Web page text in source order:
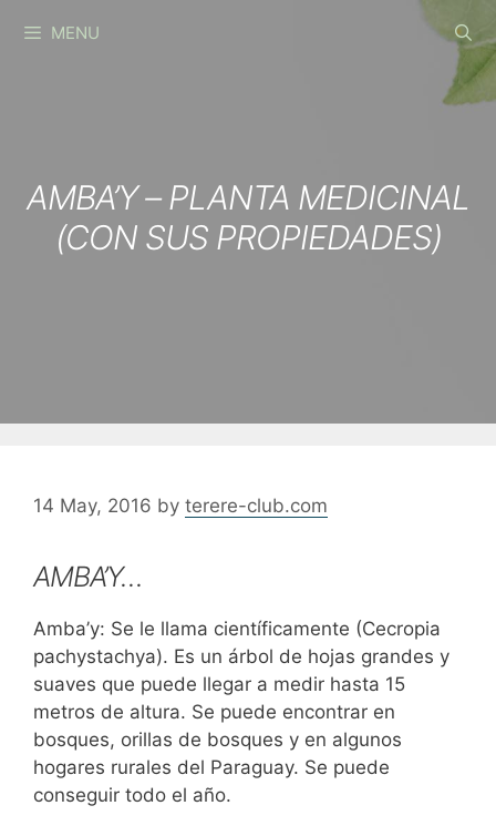
MENU
AMBA’Y – PLANTA MEDICINAL
(CON SUS PROPIEDADES)
14 May, 2016 by terere-club.com
AMBA’Y…
Amba’y: Se le llama científicamente (Cecropia
pachystachya). Es un árbol de hojas grandes y
suaves que puede llegar a medir hasta 15
metros de altura. Se puede encontrar en
bosques, orillas de bosques y en algunos
hogares rurales del Paraguay. Se puede
conseguir todo el año.